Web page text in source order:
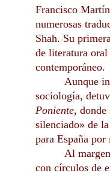
Francisco
numerosas
Shah. Su
de literatura
contemporáneo.
Aunque
sociología,
Poniente, donde
silenciado» de
para España
Al
con círculos de